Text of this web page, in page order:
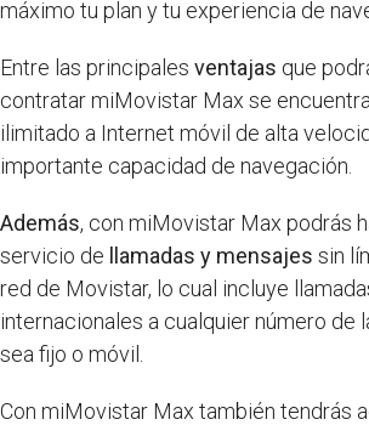
máximo tu plan y tu experiencia de
Entre las principales ventajas que
contratar miMovistar Max se
ilimitado a Internet móvil de alta
importante capacidad de navegación.
Además, con miMovistar Max podrás
servicio de
llamadas y mensajes sin
red de Movistar, lo cual incluye
internacionales a cualquier número de
sea fijo o móvil.
Con miMovistar Max también tendrás